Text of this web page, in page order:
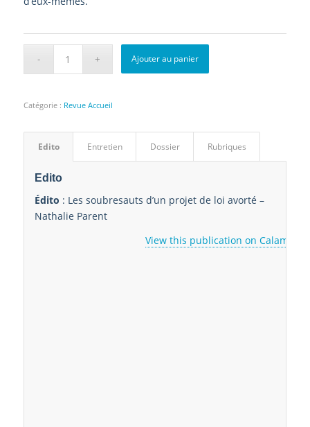
Ajouter au panier
Catégorie : Revue Accueil
Edito Entretien Dossier Rubriques
Edito
Édito : Les soubresauts d’un projet de loi avorté –
Nathalie Parent
View this publication on Calaméo